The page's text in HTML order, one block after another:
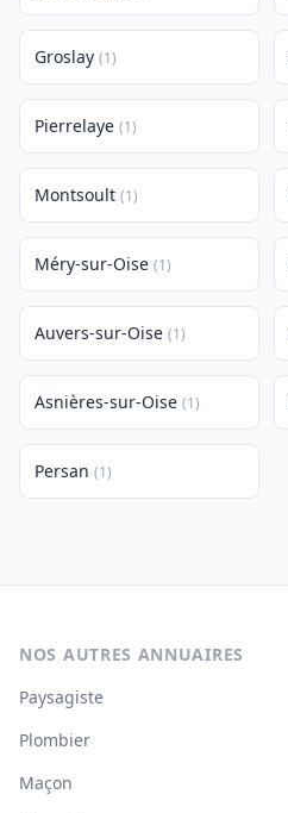
Groslay (1)
Pierrelaye (1)
Montsoult (1)
Méry-sur-Oise (1)
Auvers-sur-Oise (1)
Asnières-sur-Oise (1)
Persan (1)
NOS AUTRES ANNUAIRES
Paysagiste
Plombier
Maçon